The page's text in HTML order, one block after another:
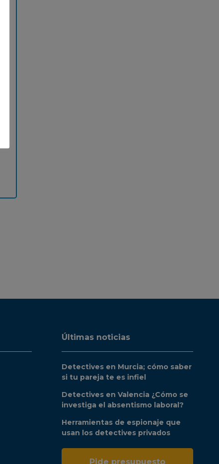
Últimas noticias
Detectives en Murcia; cómo saber
si tu pareja te es infiel
Detectives en Valencia ¿Cómo se
investiga el absentismo laboral?
Herramientas de espionaje que
usan los detectives privados
Pide presupuesto